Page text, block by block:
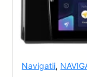
Navigatii,